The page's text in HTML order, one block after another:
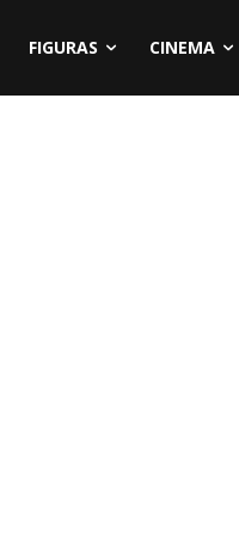
FIGURAS CINEMA